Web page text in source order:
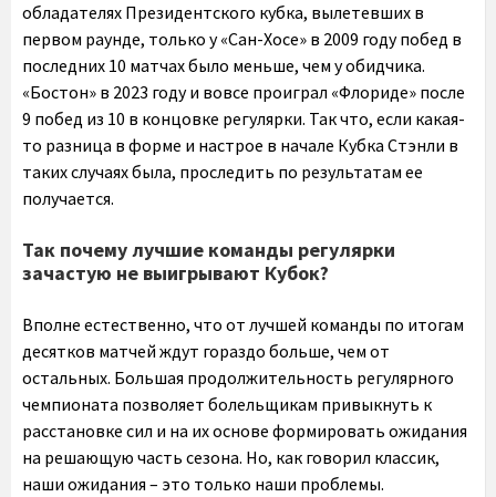
обладателях Президентского кубка, вылетевших в
первом раунде, только у «Сан-Хосе» в 2009 году побед в
последних 10 матчах было меньше, чем у обидчика.
«Бостон» в 2023 году и вовсе проиграл «Флориде» после
9 побед из 10 в концовке регулярки. Так что, если какая-
то разница в форме и настрое в начале Кубка Стэнли в
таких случаях была, проследить по результатам ее
получается.
Так почему лучшие команды регулярки
зачастую не выигрывают Кубок?
Вполне естественно, что от лучшей команды по итогам
десятков матчей ждут гораздо больше, чем от
остальных. Большая продолжительность регулярного
чемпионата позволяет болельщикам привыкнуть к
расстановке сил и на их основе формировать ожидания
на решающую часть сезона. Но, как говорил классик,
наши ожидания – это только наши проблемы.